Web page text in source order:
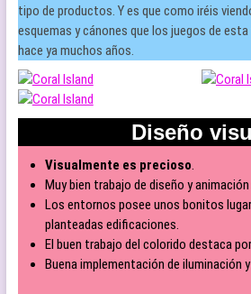
tipo de productos. Y es que como iréis
esquemas y cánones que los juegos de
hace ya muchos años.
Diseño
Visualmente es precioso.
Muy bien trabajo de diseño y
Los entornos posee unos bonitos
planteadas edificaciones.
El buen trabajo del colorido destaca
Buena implementación de iluminación